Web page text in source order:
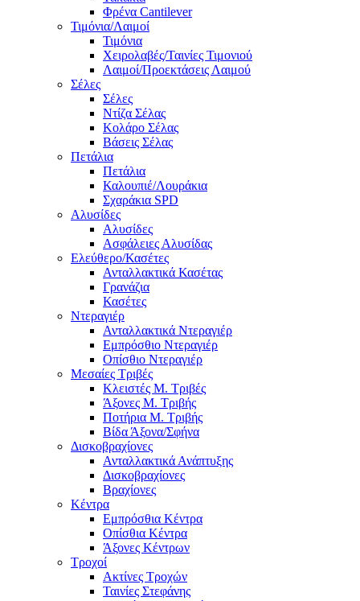
Φρένα Cantilever
Τιμόνια/Λαιμοί
Τιμόνια
Χειρολαβές/Ταινίες Τιμονιού
Λαιμοί/Προεκτάσεις Λαιμού
Σέλες
Σέλες
Ντίζα Σέλας
Κολάρο Σέλας
Βάσεις Σέλας
Πετάλια
Πετάλια
Καλουπιέ/Λουράκια
Σχαράκια SPD
Αλυσίδες
Αλυσίδες
Ασφάλειες Αλυσίδας
Ελεύθερο/Κασέτες
Ανταλλακτικά Κασέτας
Γρανάζια
Κασέτες
Ντεραγιέρ
Ανταλλακτικά Ντεραγιέρ
Εμπρόσθιο Ντεραγιέρ
Οπίσθιο Ντεραγιέρ
Μεσαίες Τριβές
Κλειστές Μ. Τριβές
Άξονες Μ. Τριβής
Ποτήρια Μ. Τριβής
Βίδα Άξονα/Σφήνα
Δισκοβραχίονες
Ανταλλακτικά Ανάπτυξης
Δισκοβραχίονες
Βραχίονες
Κέντρα
Εμπρόσθια Κέντρα
Οπίσθια Κέντρα
Άξονες Κέντρων
Τροχοί
Ακτίνες Τροχών
Ταινίες Στεφάνης